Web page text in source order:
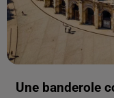
Une banderole